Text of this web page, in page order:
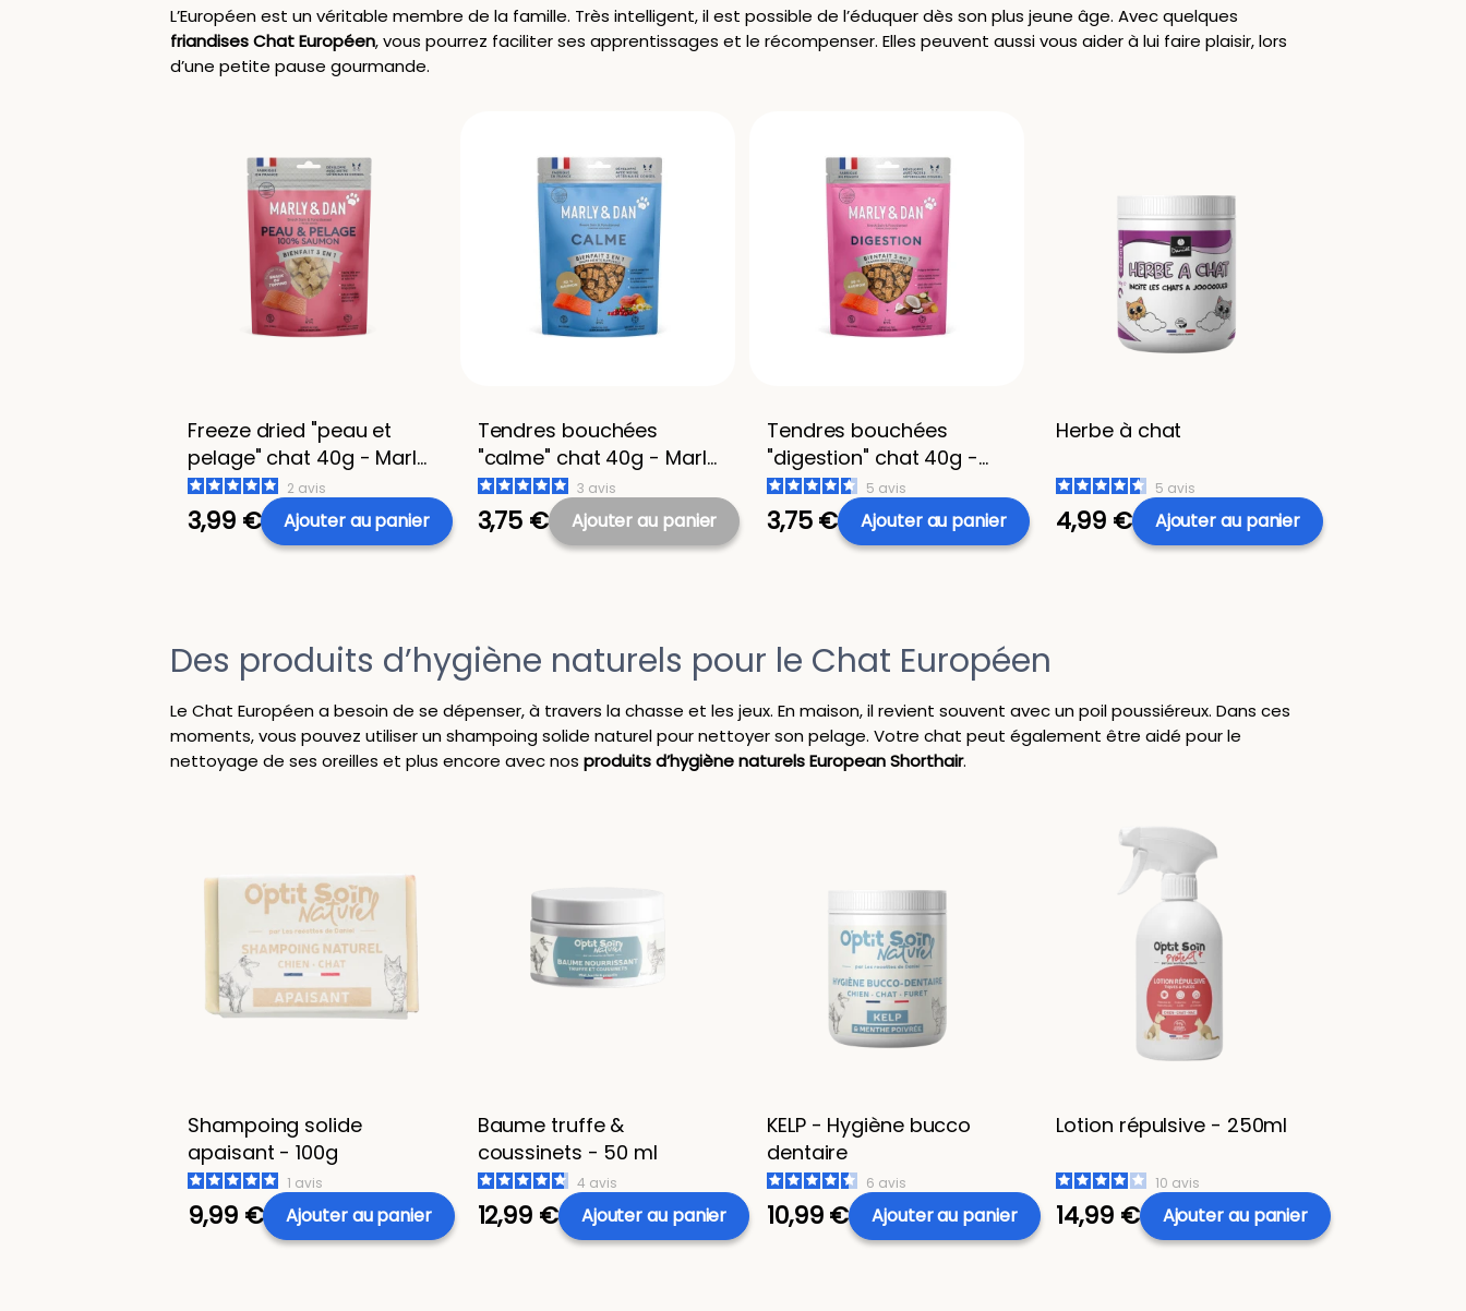
L’Européen est un véritable membre de la famille. Très intelligent, il est possible de l’éduquer dès son plus jeune âge. Avec quelques
friandisesChatEuropéen, vous pourrez faciliter ses apprentissages et le récompenser. Elles peuvent aussi vous aider à lui faire plaisir, lors
d’une petite pause gourmande.
Freeze dried "peau et
pelage" chat 40g - Marly
& Dan
2 avis
3,99 € Ajouterau panier
Tendres bouchées
"calme" chat 40g - Marly
& Dan
3 avis
3,75 € Ajouterau panier
Tendres bouchées
"digestion" chat 40g -
Marly & Dan
5 avis
3,75 € Ajouterau panier
Herbe à chat
5 avis
4,99 € Ajouterau panier
Des produits d’hygiène naturels pour le Chat Européen
Le Chat Européen a besoin de se dépenser, à travers la chasse et les jeux. En maison, il revient souvent avec un poil poussiéreux. Dans ces
moments, vous pouvez utiliser un shampoing solide naturel pour nettoyer son pelage. Votre chat peut également être aidé pour le
nettoyage de ses oreilles et plus encore avec nosproduits d’hygiène naturels European Shorthair.
Shampoing solide
apaisant - 100g
1 avis
9,99 € Ajouterau panier
Baume truffe &
coussinets - 50 ml
4 avis
12,99 € Ajouterau panier
KELP - Hygiène bucco
dentaire
6 avis
10,99 € Ajouterau panier
Lotion répulsive - 250ml
10 avis
14,99 € Ajouterau panier